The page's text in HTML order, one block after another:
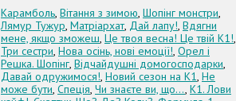
Карамболь, Вітання з зимою, Шопінг монстри,
Лямур Тужур, Матріархат, Дай лапу!, Вдягни
мене, якщо зможеш, Це твоя весна! Це твій К1!,
Три сестри, Нова осінь, нові емоції!, Орел і
Решка. Шопінг, Відчайдушні домогосподарки,
Давай одружимося!, Новий сезон на К1, Не
може бути, Спеція, Чи знаєте ви, що..., К1. Лови